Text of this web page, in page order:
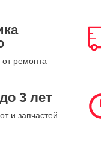
от ремонта
3 лет
и запчастей